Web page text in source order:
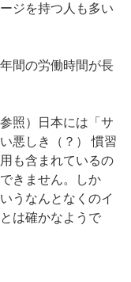
ジを持つ人も多い
間の労働時間が長
照）日本には「サ
悪しき（？） 慣習
も含まれているの
きません。しか
うなんとなくのイ
は確かなようで